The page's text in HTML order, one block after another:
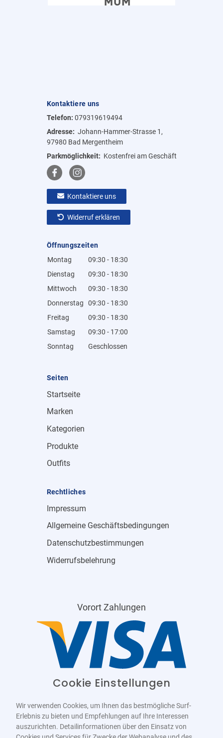
Kontaktiere uns
Telefon: 079319619494
Adresse: Johann-Hammer-Strasse 1,
97980 Bad Mergentheim
Parkmöglichkeit: Kostenfrei am Geschäft
Kontaktiere uns
Widerruf erklären
Öffnungszeiten
Montag
09:30 - 18:30
Dienstag
09:30 - 18:30
Mittwoch
09:30 - 18:30
Donnerstag
09:30 - 18:30
Freitag
09:30 - 18:30
Samstag
09:30 - 17:00
Sonntag
Geschlossen
Seiten
Startseite
Marken
Kategorien
Produkte
Outfits
Rechtliches
Impressum
Allgemeine Geschäftsbedingungen
Datenschutzbestimmungen
Widerrufsbelehrung
Vorort Zahlungen
Cookie Einstellungen
Wir verwenden Cookies, um Ihnen das bestmögliche Surf-
Erlebnis zu bieten und Empfehlungen auf Ihre Interessen
auszurichten. Detailinformationen über den Einsatz von